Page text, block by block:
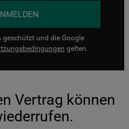
geschützt und die Google
gelten.
Vertrag können